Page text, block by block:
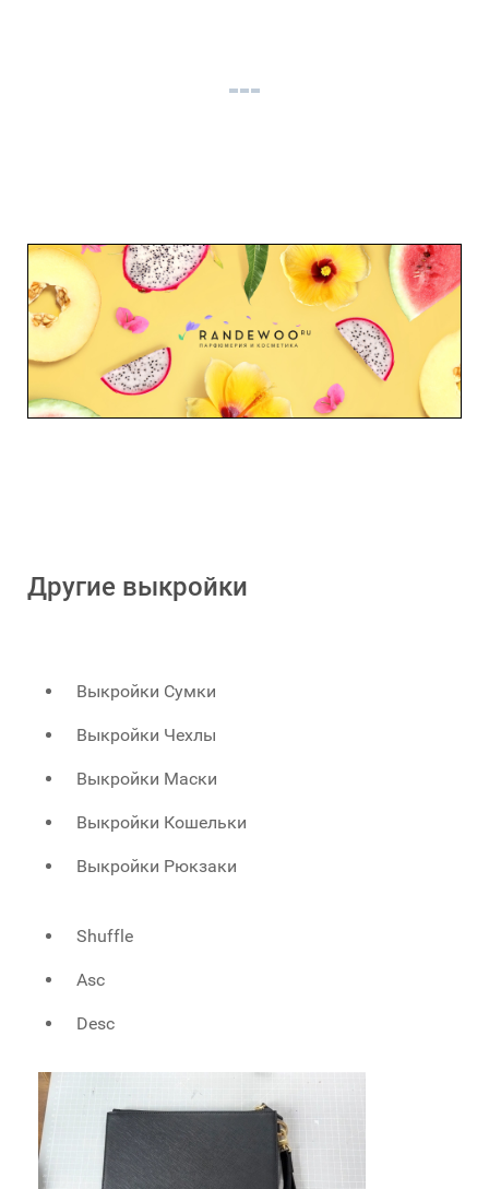
Другие выкройки
Выкройки Сумки
Выкройки Чехлы
Выкройки Маски
Выкройки Кошельки
Выкройки Рюкзаки
Shuffle
Asc
Desc